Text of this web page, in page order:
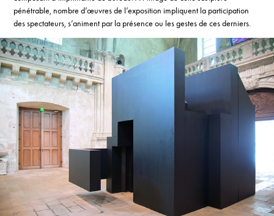
pénétrable, nombre d’œuvres de l’exposition impliquent la participation
des spectateurs, s’animent par la présence ou les gestes de ces derniers.